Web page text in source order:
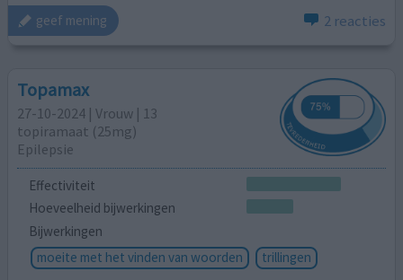
geef mening 2 reacties
Topamax
27-10-2024 | Vrouw | 13
topiramaat (25mg)
Epilepsie
Effectiviteit
Hoeveelheid bijwerkingen
Bijwerkingen
moeite met het vinden van woorden
trillingen